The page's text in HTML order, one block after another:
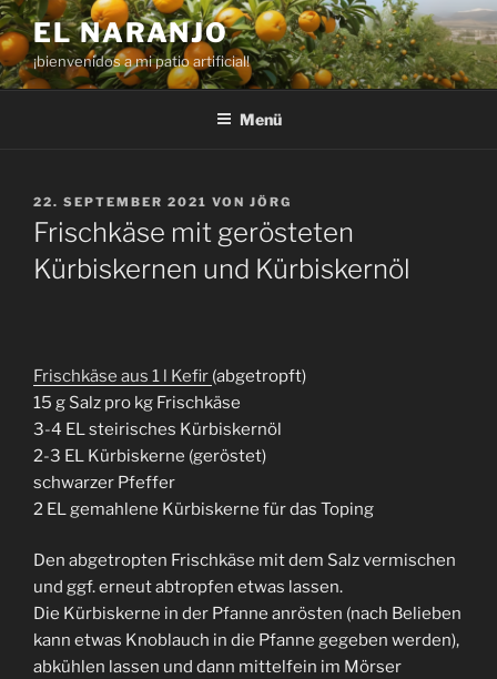
Zum
Inhalt
springen
EL NARANJO
¡bienvenidos a mi patio artificial!
Menü
VERÖFFENTLICHT
AM
22. SEPTEMBER 2021 VON JÖRG
Frischkäse mit gerösteten
Kürbiskernen und Kürbiskernöl
Frischkäse aus 1 l Kefir (abgetropft)
15 g Salz pro kg Frischkäse
3-4 EL steirisches Kürbiskernöl
2-3 EL Kürbiskerne (geröstet)
schwarzer Pfeffer
2 EL gemahlene Kürbiskerne für das Toping
Den abgetropten Frischkäse mit dem Salz vermischen
und ggf. erneut abtropfen etwas lassen.
Die Kürbiskerne in der Pfanne anrösten (nach Belieben
kann etwas Knoblauch in die Pfanne gegeben werden),
abkühlen lassen und dann mittelfein im Mörser